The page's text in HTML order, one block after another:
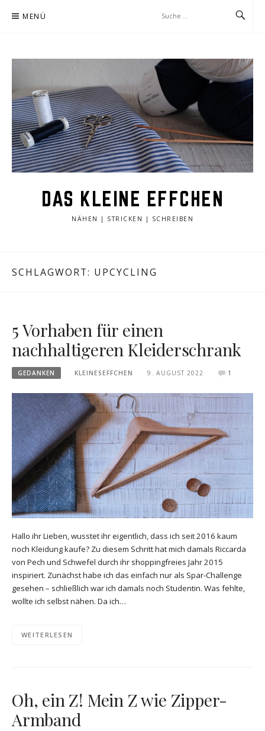
Inhalt MENÜ
DAS KLEINE EFFCHEN
NÄHEN | STRICKEN | SCHREIBEN
SCHLAGWORT: UPCYCLING
5 Vorhaben für einen
nachhaltigeren Kleiderschrank
GEDANKEN KLEINESEFFCHEN 9. AUGUST 2022 1
Hallo ihr Lieben, wusstet ihr eigentlich, dass ich seit 2016 kaum
noch Kleidung kaufe? Zu diesem Schritt hat mich damals Riccarda
von Pech und Schwefel durch ihr shoppingfreies Jahr 2015
inspiriert. Zunächst habe ich das einfach nur als Spar-Challenge
gesehen – schließlich war ich damals noch Studentin. Was fehlte,
wollte ich selbst nähen. Da ich…
WEITERLESEN
Oh, ein Z! Mein Z wie Zipper-
Armband